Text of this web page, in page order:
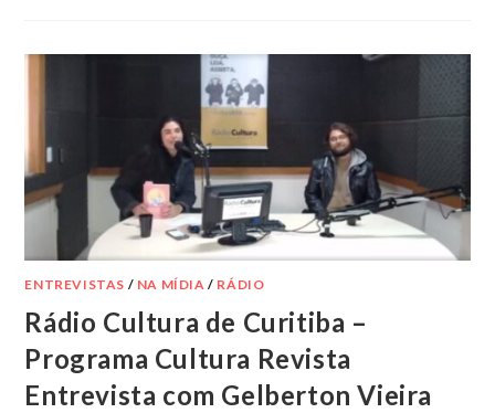
ENTREVISTAS / NA MÍDIA / RÁDIO
Rádio Cultura de Curitiba –
Programa Cultura Revista
Entrevista com Gelberton Vieira